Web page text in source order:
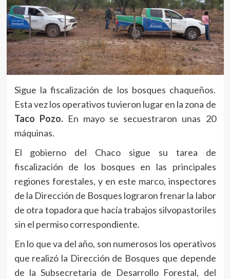
Sigue la fiscalización de los bosques chaqueños.
Esta vez los operativos tuvieron lugar en la zona de
Taco Pozo.En mayo se secuestraron unas 20
máquinas.
El gobierno del Chaco sigue su tarea de
fiscalización de los bosques en las principales
regiones forestales, y en este marco, inspectores
de la Dirección de Bosques lograron frenar la labor
de otra topadora que hacía trabajos silvopastoriles
sin el permiso correspondiente.
En lo que va del año, son numerosos los operativos
que realizó la Dirección de Bosques que depende
de la Subsecretaria de Desarrollo Forestal, del